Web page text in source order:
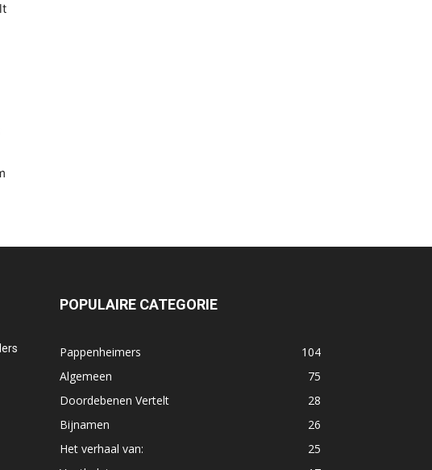
POPULAIRE CATEGORIE
Pappenheimers
104
Algemeen
75
Doordebenen Vertelt
28
Bijnamen
26
Het verhaal van:
25